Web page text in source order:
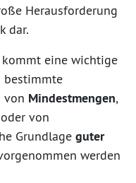
Herausforderung
dar.
kommt eine wichtige
bestimmte
von Mindestmengen,
oder von
Grundlage guter
werden